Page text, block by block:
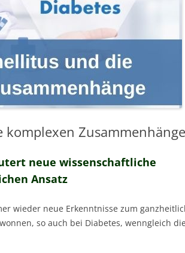
Zusammenhänge
neue wissenschaftliche
Ansatz
wieder neue Erkenntnisse zum
so auch bei Diabetes, wenngleich